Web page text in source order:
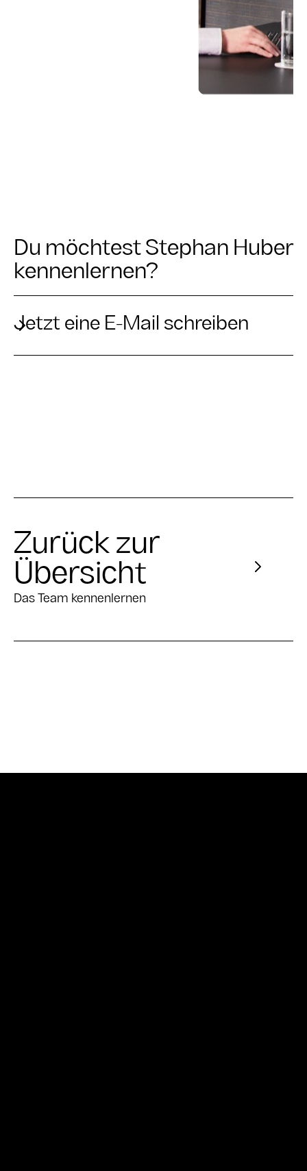
Du möchtest Stephan Huber
kennenlernen?
Jetzt eine E-Mail schreiben
Zurück zur
Übersicht
Das Team kennenlernen